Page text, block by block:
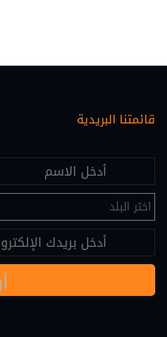
عقاري (30)
علم النفس (25)
تحكيم (24)
عقود دولية (24)
نصوص قانونية (20)
مسؤولية طبية (19)
قائمتنا البريدية